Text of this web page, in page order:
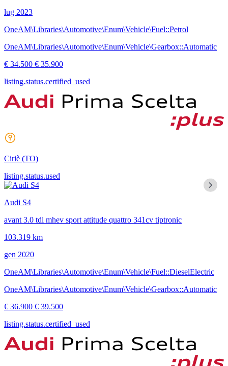
lug 2023
OneAM\Libraries\Automotive\Enum\Vehicle\Fuel::Petrol
OneAM\Libraries\Automotive\Enum\Vehicle\Gearbox::Automatic
€ 34.500 € 35.900
listing.status.certified_used
Ciriè (TO)
listing.status.used
Audi S4
avant 3.0 tdi mhev sport attitude quattro 341cv tiptronic
103.319 km
gen 2020
OneAM\Libraries\Automotive\Enum\Vehicle\Fuel::DieselElectric
OneAM\Libraries\Automotive\Enum\Vehicle\Gearbox::Automatic
€ 36.900 € 39.500
listing.status.certified_used